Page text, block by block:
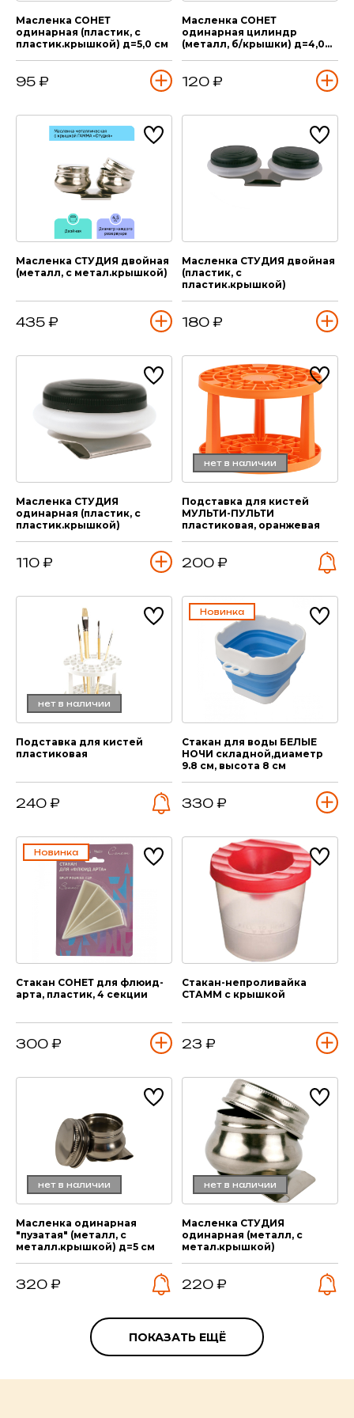
Масленка СОНЕТ
одинарная (пластик, с
пластик.крышкой) д=5,0 см
95 ₽
Масленка СОНЕТ
одинарная цилиндр
(металл, б/крышки) д=4,0
120 ₽
Масленка СТУДИЯ двойная
(металл, с метал.крышкой)
435 ₽
Масленка СТУДИЯ двойная
(пластик, с
пластик.крышкой)
180 ₽
Масленка СТУДИЯ
одинарная (пластик, с
пластик.крышкой)
110 ₽
нет в наличии
Подставка для кистей
МУЛЬТИ-ПУЛЬТИ
пластиковая, оранжевая
200 ₽
нет в наличии
Подставка для кистей
пластиковая
240 ₽
Новинка
Стакан для воды БЕЛЫЕ
НОЧИ складной,диаметр
9.8 см, высота 8 см
330 ₽
Новинка
Стакан СОНЕТ для флюид-
арта, пластик, 4 секции
300 ₽
Стакан-непроливайка
СТАММ с крышкой
23 ₽
нет в наличии
Масленка одинарная
"пузатая" (металл, с
металл.крышкой) д=5 см
320 ₽
нет в наличии
Масленка СТУДИЯ
одинарная (металл, с
метал.крышкой)
220 ₽
ПОКАЗАТЬ ЕЩЁ